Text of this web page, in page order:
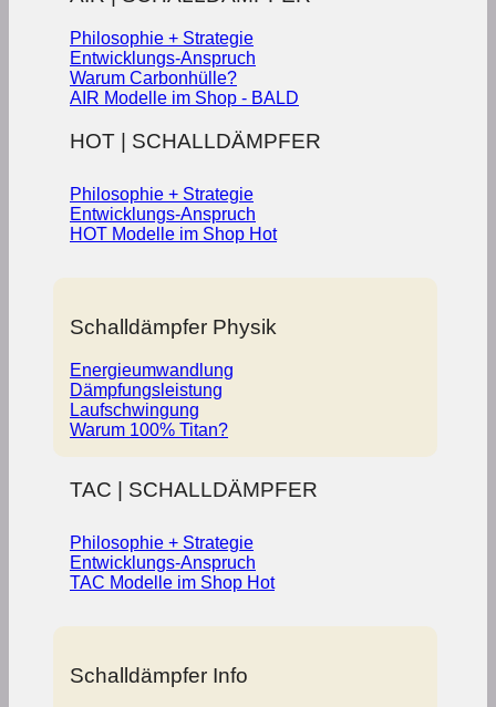
Philosophie + Strategie
Entwicklungs-Anspruch
Warum Carbonhülle?
AIR Modelle im Shop - BALD
HOT | SCHALLDÄMPFER
Philosophie + Strategie
Entwicklungs-Anspruch
HOT Modelle im Shop
Schalldämpfer Physik
Energieumwandlung
Dämpfungsleistung
Laufschwingung
Warum 100% Titan?
TAC | SCHALLDÄMPFER
Philosophie + Strategie
Entwicklungs-Anspruch
TAC Modelle im Shop
Schalldämpfer Info